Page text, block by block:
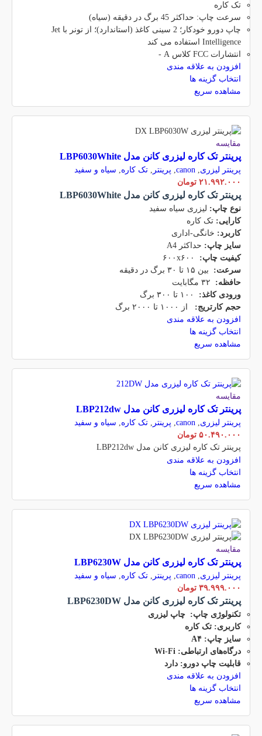
تک کاره
سرعت چاپ: حداکثر 45 برگ در دقیقه (سیاه)
چاپ دورو خودکار؛ 2 سینی کاغذ (استاندارد)؛ از تونر با Jet
Intelligence استفاده می کند
انتشارات FCC کلاس A -
افزودن به علاقه مندی
انتخاب گزینه ها
مشاهده سریع
مقایسه
پرینتر تک کاره لیزری کانن مدل LBP6030White
پرینتر لیزری,
canon
, پرینتر , تک کاره, سیاه و سفید
۲۱.۹۹۲.۰۰۰ تومان
پرینتر تک کاره لیزری کانن مدل LBP6030White
نوع چاپ: لیزری سیاه سفید
کارایی: تک کاره
کاربرد: خانگی-اداری
سایز چاپ: حداکثر A4
کیفیت چاپ:
۶۰۰x۶۰۰
سرعت: بین ۱۵ تا ۳۰ برگ در دقیقه
حافظه: ۳۲ مگابایت
ورودی کاغذ:
۱۰۰ تا ۳۰۰ برگ
حجم کارتریج:
از ۱۰۰۰ تا ۲۰۰۰ برگ
افزودن به علاقه مندی
انتخاب گزینه ها
مشاهده سریع
مقایسه
پرینتر تک کاره لیزری کانن مدل LBP212dw
پرینتر لیزری,
canon
, پرینتر , تک کاره, سیاه و سفید
۵۰.۴۹۰.۰۰۰ تومان
پرینتر تک کاره لیزری کانن مدل LBP212dw
افزودن به علاقه مندی
انتخاب گزینه ها
مشاهده سریع
مقایسه
پرینتر تک کاره لیزری کانن مدل LBP6230W
پرینتر لیزری,
canon
, پرینتر , تک کاره, سیاه و سفید
۳۹.۹۹۹.۰۰۰ تومان
پرینتر تک کاره لیزری کانن مدل LBP6230DW
تکنولوژی چاپ: چاپ لیزری
کاربری: تک کاره
سایز چاپ: A۴
درگاه‌های ارتباطی:
Wi-Fi
قابلیت چاپ دورو: دارد
افزودن به علاقه مندی
انتخاب گزینه ها
مشاهده سریع